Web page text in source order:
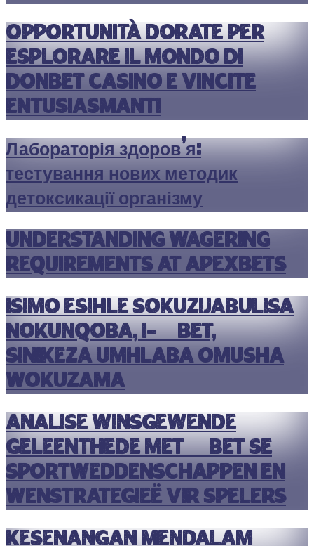
Opportunità dorate per
esplorare il mondo di
donbet casino e vincite
entusiasmanti
Лабораторія здоров’я:
тестування нових методик
детоксикації організму
Understanding Wagering
Requirements at Apexbets
Isimo esihle sokuzijabulisa
nokunqoba, i-10bet,
sinikeza umhlaba omusha
wokuzama
Analise winsgewende
geleenthede met 10bet se
sportweddenschappen en
wenstrategieë vir spelers
Kesenangan mendalam